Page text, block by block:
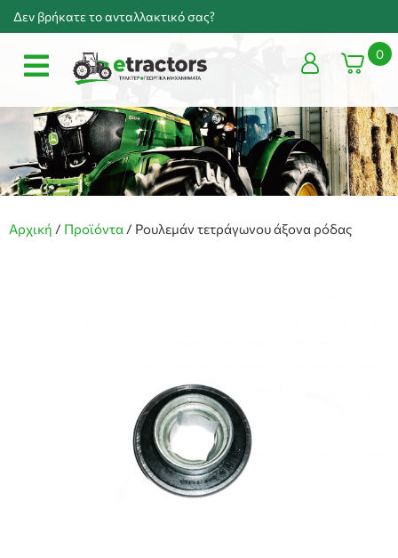
Δεν βρήκατε το ανταλλακτικό σας?
0
Αρχική / Προϊόντα / Ρουλεμάν τετράγωνου άξονα ρόδας